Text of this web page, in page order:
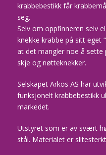
krabbebestikk får
seg.
Selv om oppfinneren selv
knekke krabbe på sitt eget
at det mangler noe å
skje og nøtteknekker.
Selskapet Arkos AS har
funksjonelt krabbebestikk
markedet.
Utstyret som er av svært
stål. Materialet er